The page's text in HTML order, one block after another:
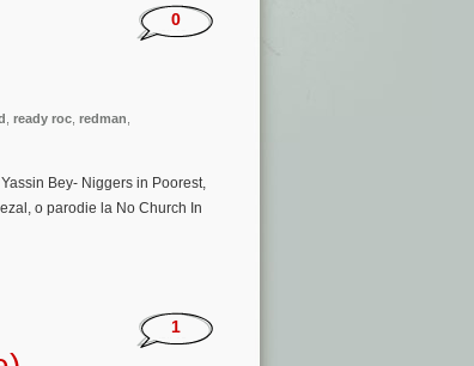
ready roc redman
0
Bey- Niggers in Poorest,
o parodie la No Church In
1